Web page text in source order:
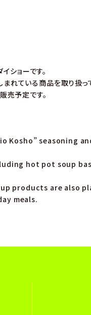
ショーです。
まれている商品を取り扱っ
売予定です。
Kosho” seasoning
hot pot soup
products are also
meals.